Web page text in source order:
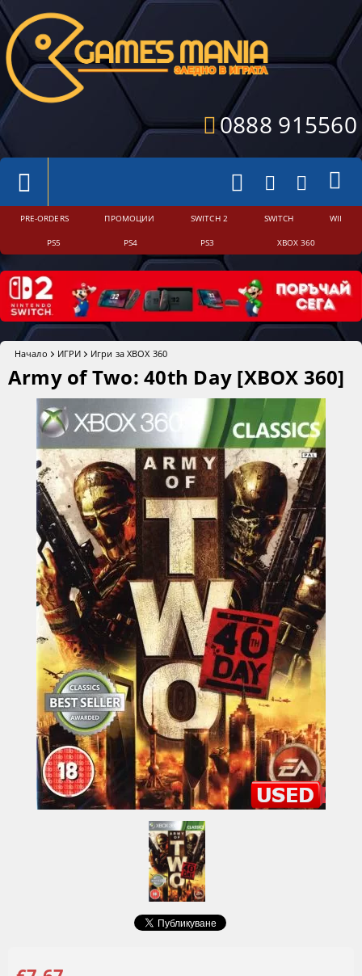
0888 915560
PRE-ORDERS ПРОМОЦИИ SWITCH 2 SWITCH WII
PS5 PS4 PS3 XBOX 360
Начало ИГРИ Игри за XBOX 360
Army of Two: 40th Day [XBOX 360]